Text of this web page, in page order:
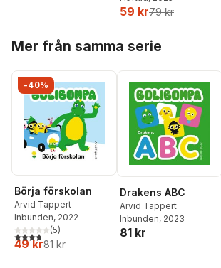
59 kr79 kr
Mer från samma serie
-40%
Börja förskolan
Arvid Tappert
Inbunden, 2022
3,8utav 5 stjärnor. Totalt antal röster:
(5)
49 kr81 kr
Drakens ABC
Arvid Tappert
Inbunden, 2023
81 kr